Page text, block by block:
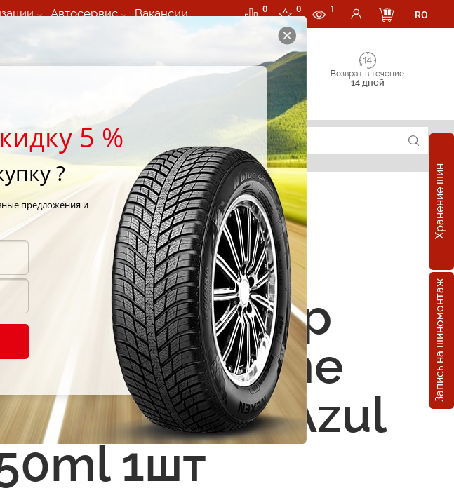
Автосервис Вакансии 0 0 1
RO
Возврат в течение
14 дней
Хранение шин
Запись на шиномонтаж
Perfume
Verano Azul
1шт
5 %
?
предложения и